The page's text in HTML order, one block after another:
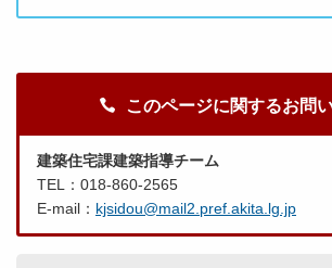
このページに関するお問
建築住宅課建築指導チーム
TEL：018-860-2565
E-mail： kjsidou@mail2.pref.akita.lg.jp